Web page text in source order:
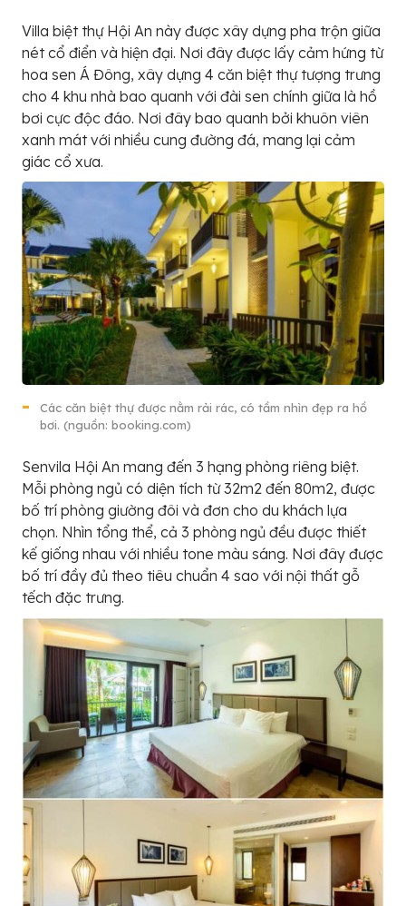
Villa biệt thự Hội An này được xây dựng pha trộn giữa
nét cổ điển và hiện đại. Nơi đây được lấy cảm hứng từ
hoa sen Á Đông, xây dựng 4 căn biệt thự tượng trưng
cho 4 khu nhà bao quanh với đài sen chính giữa là hồ
bơi cực độc đáo. Nơi đây bao quanh bởi khuôn viên
xanh mát với nhiều cung đường đá, mang lại cảm
giác cổ xưa.
Các căn biệt thự được nằm rải rác, có tầm nhìn đẹp ra hồ
bơi. (nguồn: booking.com)
Senvila Hội An mang đến 3 hạng phòng riêng biệt.
Mỗi phòng ngủ có diện tích từ 32m2 đến 80m2, được
bố trí phòng giường đôi và đơn cho du khách lựa
chọn. Nhìn tổng thể, cả 3 phòng ngủ đều được thiết
kế giống nhau với nhiều tone màu sáng. Nơi đây được
bố trí đầy đủ theo tiêu chuẩn 4 sao với nội thất gỗ
tếch đặc trưng.